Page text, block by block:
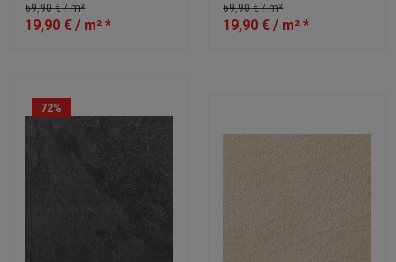
69,90 € / m²
19,90 € / m² *
69,90 € / m²
19,90 € / m² *
72%